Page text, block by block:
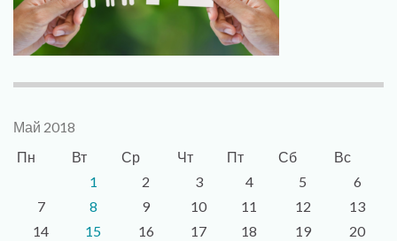
Май 2018
Пн
Вт Ср Чт Пт Сб
Вс
1
2 3 4 5
6
7
8 9 10 11 12
13
14
15 16 17 18 19 20